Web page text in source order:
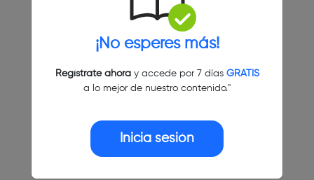
¡No esperes más!
Regístrate ahoray accede por 7 días GRATIS
a lo mejor de nuestro contenido."
Inicia sesión